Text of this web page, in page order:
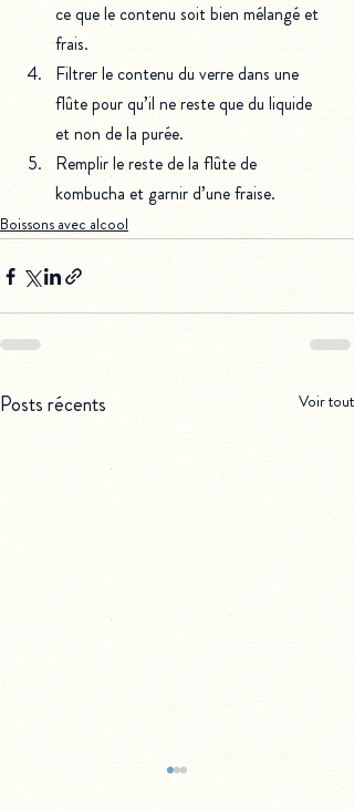
ce que le contenu soit bien mélangé et
frais.
Filtrer le contenu du verre dans une
flûte pour qu’il ne reste que du liquide
et non de la purée.
Remplir le reste de la flûte de
kombucha et garnir d’une fraise.
Boissons avec alcool
Posts récents Voir tout